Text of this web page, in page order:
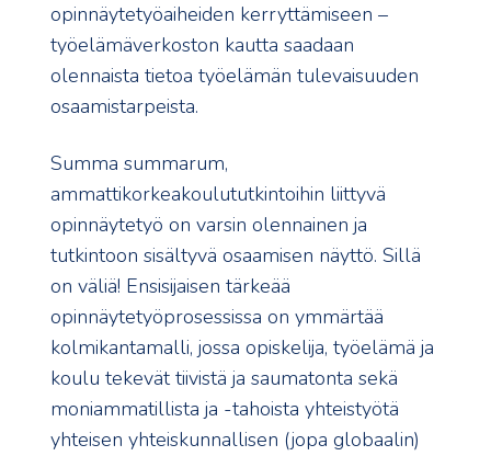
opinnäytetyöaiheiden kerryttämiseen –
työelämäverkoston kautta saadaan
olennaista tietoa työelämän tulevaisuuden
osaamistarpeista.
Summa summarum,
ammattikorkeakoulututkintoihin liittyvä
opinnäytetyö on varsin olennainen ja
tutkintoon sisältyvä osaamisen näyttö. Sillä
on väliä! Ensisijaisen tärkeää
opinnäytetyöprosessissa on ymmärtää
kolmikantamalli, jossa opiskelija, työelämä ja
koulu tekevät tiivistä ja saumatonta sekä
moniammatillista ja -tahoista yhteistyötä
yhteisen yhteiskunnallisen (jopa globaalin)